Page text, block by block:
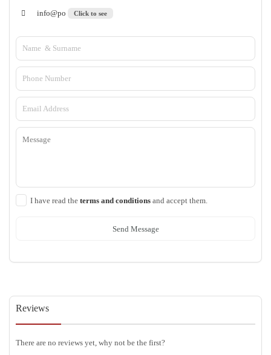
info@po Click to see
I have read the terms and conditions and accept them.
Send Message
Reviews
There are no reviews yet, why not be the first?